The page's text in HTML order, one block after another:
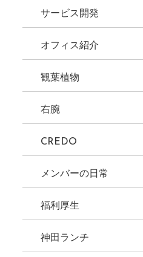
サービス開発
オフィス紹介
観葉植物
右腕
CREDO
メンバーの日常
福利厚生
神田ランチ